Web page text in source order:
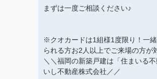
まずは一度ご相談ください♪
※クオカードは1組様1度限り！一
られる方お2人以上でご来場の方が
＼＼福岡の新築戸建は「住まいる
いし不動産株式会社／／